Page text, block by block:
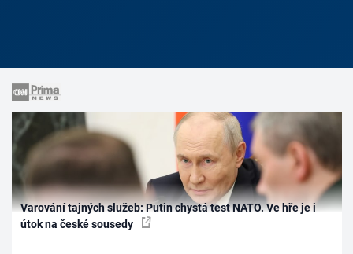
Varování tajných služeb: Putin chystá test NATO. Ve hře je i
útok na české sousedy